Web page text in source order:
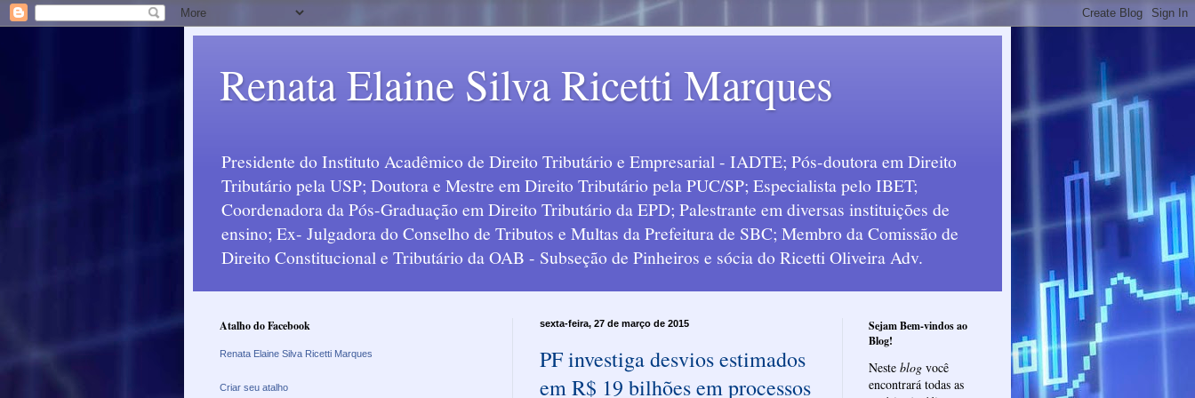
Renata Elaine Silva Ricetti Marques
Presidente do Instituto Acadêmico de Direito Tributário e Empresarial - IADTE; Pós-doutora em Direito
Tributário pela USP; Doutora e Mestre em Direito Tributário pela PUC/SP; Especialista pelo IBET;
Coordenadora da Pós-Graduação em Direito Tributário da EPD; Palestrante em diversas instituições de
ensino; Ex- Julgadora do Conselho de Tributos e Multas da Prefeitura de SBC; Membro da Comissão de
Direito Constitucional e Tributário da OAB - Subseção de Pinheiros e sócia do Ricetti Oliveira Adv.
sexta-feira, 27 de março de 2015
PF investiga desvios estimados
em R$ 19 bilhões em processos
Atalho do Facebook
Renata Elaine Silva Ricetti Marques
Criar seu atalho
Sejam Bem-vindos ao
Blog!
Neste blog você
encontrará todas as